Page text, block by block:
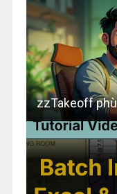
zzTakeoff